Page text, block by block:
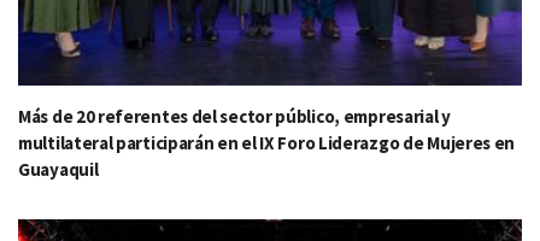
Más de 20 referentes del sector público, empresarial y
multilateral participarán en el IX Foro Liderazgo de Mujeres en
Guayaquil